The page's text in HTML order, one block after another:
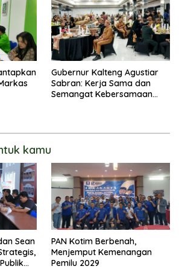
Gubernur Kalteng Agustiar
Sabran: Kerja Sama dan
Semangat Kebersamaan
kamu
Sean
PAN Kotim Berbenah,
Menjemput Kemenangan
Pemilu 2029